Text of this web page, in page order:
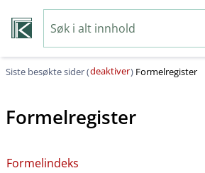
Siste besøkte sider (deaktiver) Formelregister
Formelregister
Formelindeks